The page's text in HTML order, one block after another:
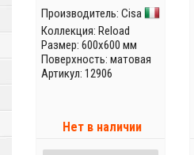
Производитель: Cisa
Коллекция: Reload
Размер: 600x600 мм
Поверхность: матовая
Артикул: 12906
Нет в наличии